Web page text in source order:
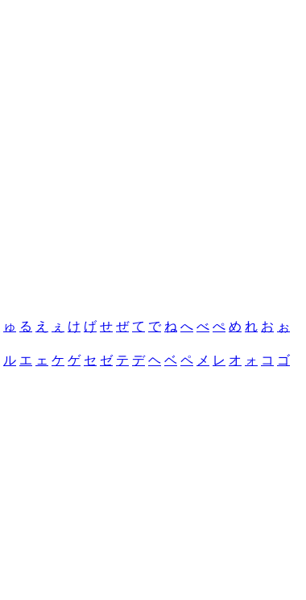
ゅ る え ぇ け げ せ ぜ て で ね へ べ ぺ め れ お ぉ
ル エ ェ ケ ゲ セ ゼ テ デ ヘ ベ ペ メ レ オ ォ コ ゴ